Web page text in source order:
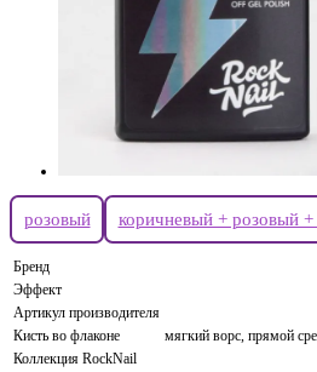
розовый коричневый + розовый
Бренд
Эффект
Артикул производителя
Кисть во флаконе
мягкий ворс, прямой
Коллекция RockNail